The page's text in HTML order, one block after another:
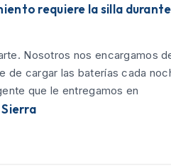
requiere la silla
Nosotros nos encargamos
de cargar las baterías cada
que le entregamos en